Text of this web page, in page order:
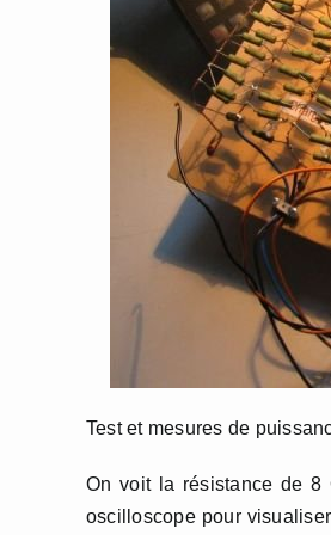
Test et mesures de
On voit la résistance de 8
oscilloscope pour